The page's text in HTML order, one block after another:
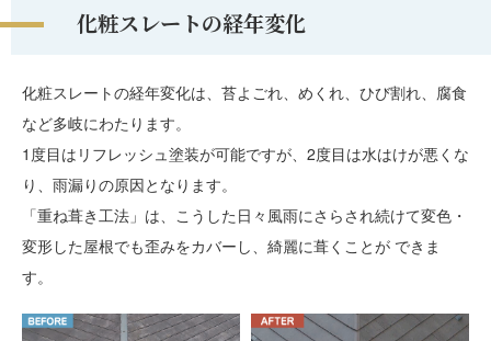
化粧スレートの経年変化
化粧スレートの経年変化は、苔よごれ、めくれ、ひび割れ、腐食
など多岐にわたります。
1度目はリフレッシュ塗装が可能ですが、2度目は水はけが悪くな
り、雨漏りの原因となります。
「重ね葺き工法」は、こうした日々風雨にさらされ続けて変色・
変形した屋根でも歪みをカバーし、綺麗に葺くことが できま
す。